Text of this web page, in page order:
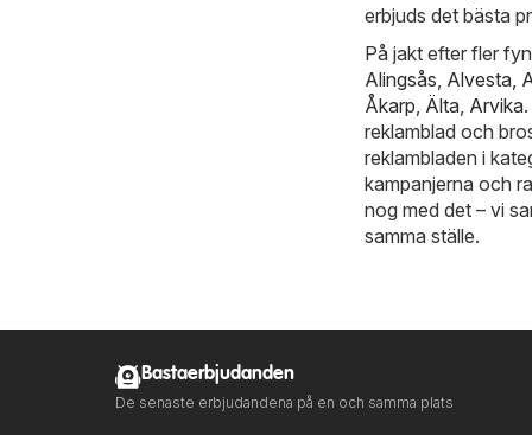
erbjuds det bästa
På jakt efter fler
Alingsås, Alvesta,
Åkarp, Älta, Arvika
reklamblad och
reklambladen i
kampanjerna och
nog med det – vi
samma ställe.
Bastaerbjudanden
De senaste erbjudandena på en och samma plats